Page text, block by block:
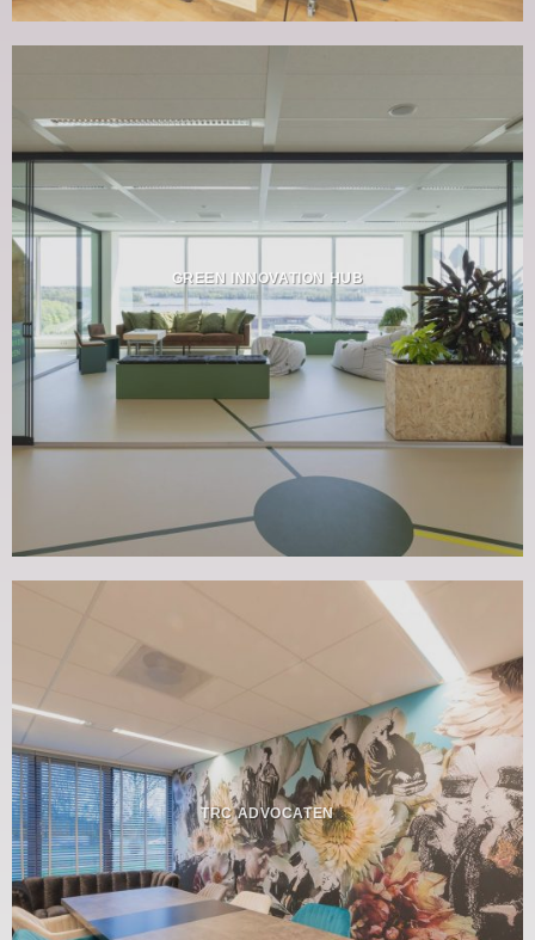
GREEN INNOVATION HUB
TRC ADVOCATEN